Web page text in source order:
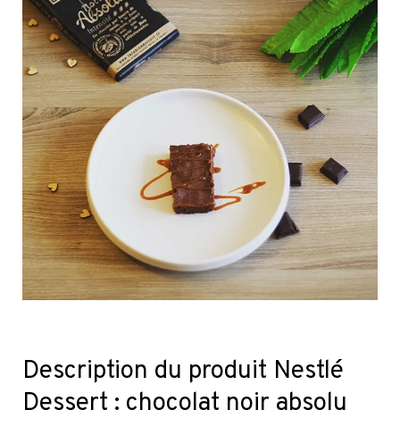
Description du produit Nestlé
Dessert : chocolat noir absolu